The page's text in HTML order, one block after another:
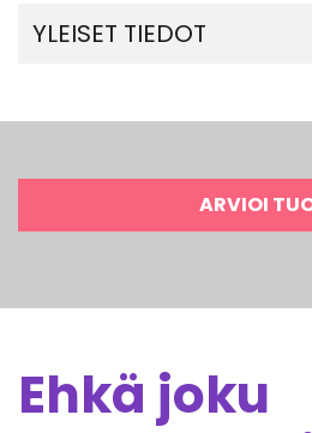
YLEISET TIEDOT
ARVIOI
Ehkä joku